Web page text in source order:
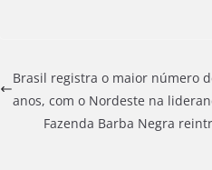
Brasil registra o maior número
anos, com o Nordeste na
Fazenda Barba Negra